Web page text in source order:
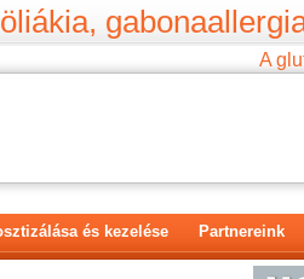
A
és kezelése Partnereink